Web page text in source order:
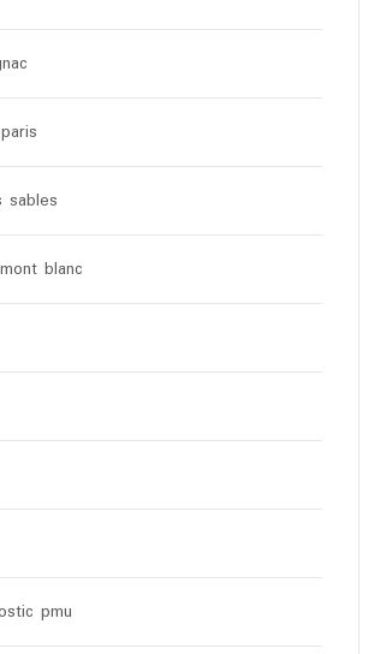
sables
blanc
pmu